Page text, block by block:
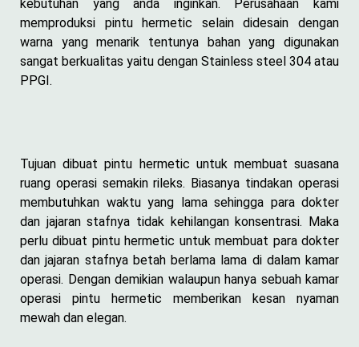
kebutuhan yang anda inginkan. Perusahaan kami
memproduksi pintu hermetic selain didesain dengan
warna yang menarik tentunya bahan yang digunakan
sangat berkualitas yaitu dengan Stainless steel 304 atau
PPGI.
Tujuan dibuat pintu hermetic untuk membuat suasana
ruang operasi semakin rileks. Biasanya tindakan operasi
membutuhkan waktu yang lama sehingga para dokter
dan jajaran stafnya tidak kehilangan konsentrasi. Maka
perlu dibuat pintu hermetic untuk membuat para dokter
dan jajaran stafnya betah berlama lama di dalam kamar
operasi. Dengan demikian walaupun hanya sebuah kamar
operasi pintu hermetic memberikan kesan nyaman
mewah dan elegan.